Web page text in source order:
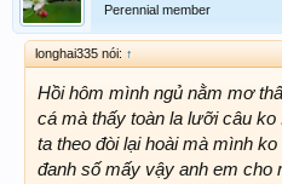
Perennial member
longhai335 nói: ↑
Hồi hôm mình ngủ nằm mơ
cá mà thấy toàn la lưỡi câu
ta theo đòi lại hoài mà mình
đanh số mấy vậy anh em cho